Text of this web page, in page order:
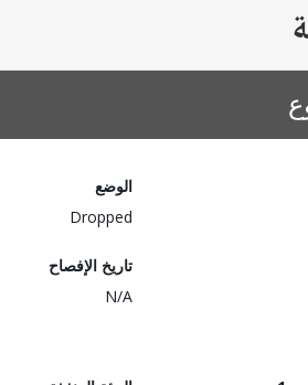
الوضع
Dropped
تاريخ الإفصاح
N/A